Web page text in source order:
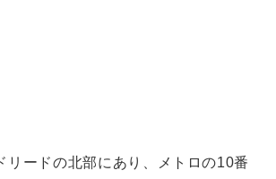
リードの北部にあり、メトロの10番